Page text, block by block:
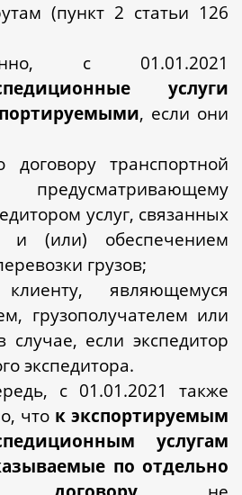
(пункт 2 статьи 126
с 01.01.2021
услуги
, если они
транспортной
услуг, связанных
и (или) обеспечением
грузов;
являющемуся
грузополучателем или
случае, если экспедитор
экспедитора.
с 01.01.2021 также
что к экспортируемым
услугам
по отдельно